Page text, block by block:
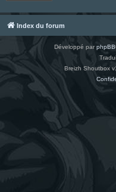
Index du forum
Développé parphpBB
Breizh Shoutbox